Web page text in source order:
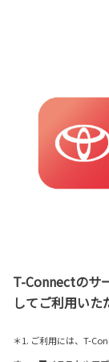
T-Connectのサ
してご利用いた
＊1. ご利用には、T-